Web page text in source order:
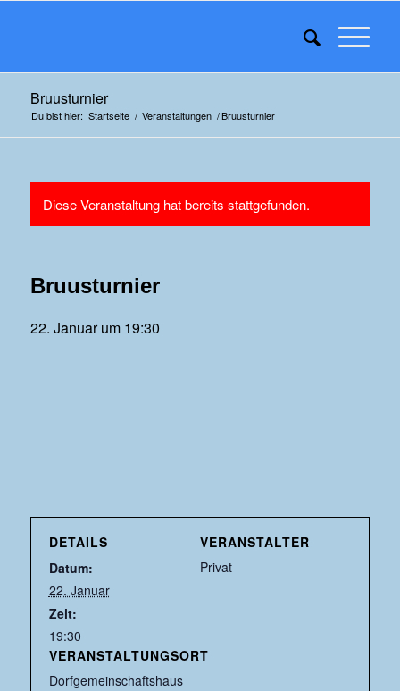
Bruusturnier
Du bist hier: Startseite / Veranstaltungen /Bruusturnier
Diese Veranstaltung hat bereits stattgefunden.
Bruusturnier
22. Januar um 19:30
DETAILS
Datum:
22. Januar
Zeit:
19:30
VERANSTALTUNGSORT
Dorfgemeinschaftshaus
VERANSTALTER
Privat